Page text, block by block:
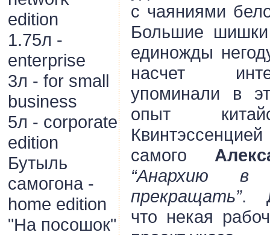
edition
1.75л -
enterprise
3л - for small
business
5л - corporate
edition
Бутыль
самогона -
home edition
"На посошок"
с чаяниями
Большие
единожды
насчет
упоминали в
опыт
самого
“Анархию в
прекращать”.
что некая